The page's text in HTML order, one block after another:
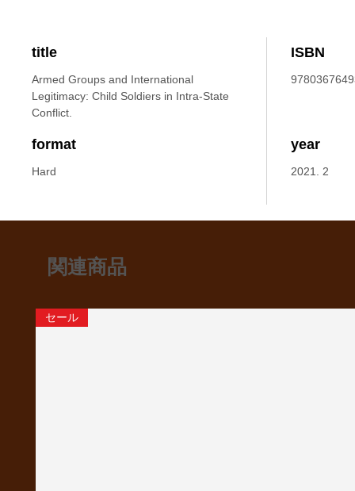
title
Armed Groups and International
Legitimacy: Child Soldiers in Intra-State
Conflict.
ISBN
format
Hard
year
2021. 2
関連商品
セール